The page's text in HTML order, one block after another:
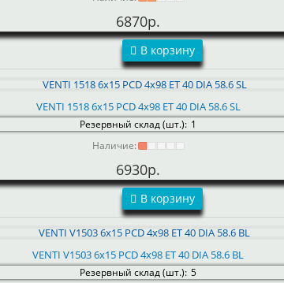
6870р.
В корзину
VENTI 1518 6x15 PCD 4x98 ET 40 DIA 58.6 SL
Резервный склад (шт.): 1
Наличие:
6930р.
В корзину
VENTI V1503 6x15 PCD 4x98 ET 40 DIA 58.6 BL
Резервный склад (шт.): 5